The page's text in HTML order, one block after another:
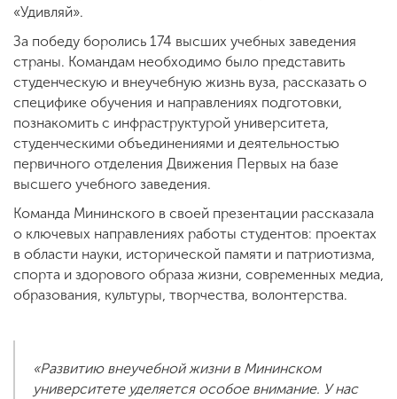
«Удивляй».
За победу боролись 174 высших учебных заведения
страны. Командам необходимо было представить
студенческую и внеучебную жизнь вуза, рассказать о
специфике обучения и направлениях подготовки,
познакомить с инфраструктурой университета,
студенческими объединениями и деятельностью
первичного отделения Движения Первых на базе
высшего учебного заведения.
Команда Мининского в своей презентации рассказала
о ключевых направлениях работы студентов: проектах
в области науки, исторической памяти и патриотизма,
спорта и здорового образа жизни, современных медиа,
образования, культуры, творчества, волонтерства.
«Развитию внеучебной жизни в Мининском
университете уделяется особое внимание. У нас